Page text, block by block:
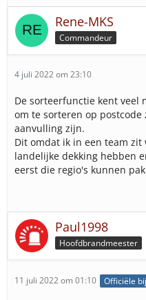
Rene-MKS
Commandeur
4 juli 2022 om 23:10
De sorteerfunctie kent veel
om te sorteren op postcode
aanvulling zijn.
Dit omdat ik in een team zit
landelijke dekking hebben
eerst die regio's kunnen
Paul1998
Hoofdbrandmeester
11 juli 2022 om 01:10 Officiële